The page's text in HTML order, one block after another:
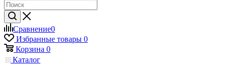
Сравнение0
Избранные товары 0
Корзина 0
Каталог